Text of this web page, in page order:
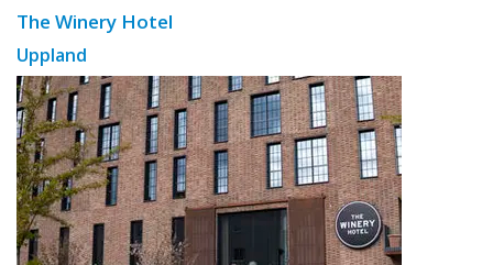
The Winery Hotel
Uppland